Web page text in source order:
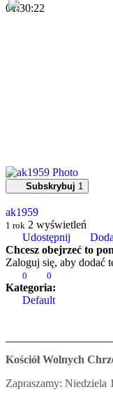
01:30:22
Subskrybuj 1
ak1959
1 rok 2 wyświetleń
Udostępnij
Chcesz obejrzeć to
Zaloguj się, aby dodać
0 0
Kategoria:
Default
Kościół Wolnych
Zapraszamy: Niedziela